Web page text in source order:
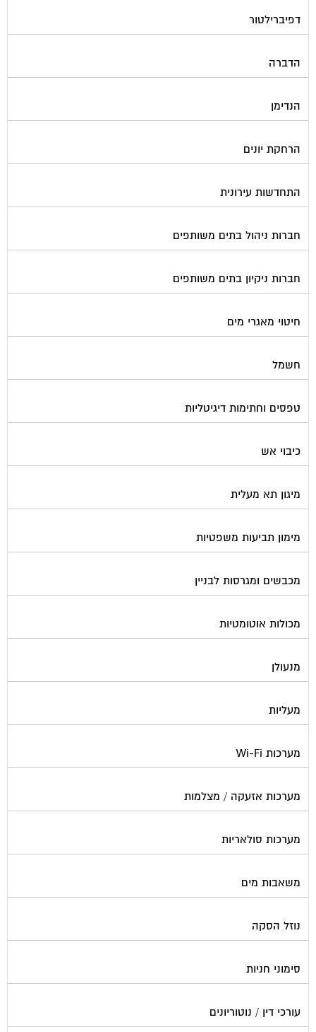
דפיברילטור
הדברה
הנדימן
הרחקת יונים
התחדשות עירונית
חברות ניהול בתים משותפים
חברות ניקיון בתים משותפים
חיטוי מאגרי מים
חשמל
טפסים וחתימות דיגיטליות
כיבוי אש
מיגון תא מעלית
מימון תביעות משפטיות
מכבשים ומגרסות לבניין
מכולות אוטומטיות
מנעולן
מעליות
מערכות Wi-Fi
מערכות אזעקה / מצלמות
מערכות סולאריות
משאבות מים
נוזל הסקה
סימוני חניות
עורכי דין / נוטוריונים